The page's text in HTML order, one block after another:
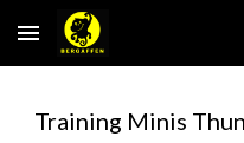
Skip to main content
Training Minis